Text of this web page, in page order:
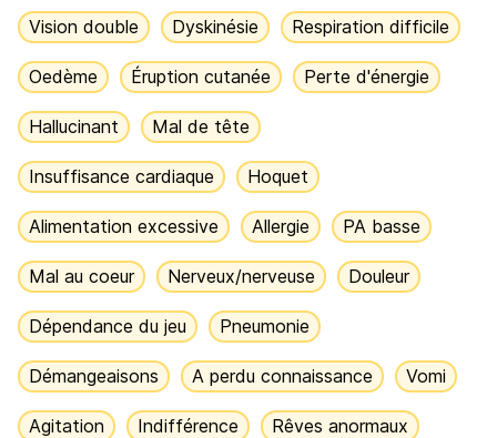
Vision double Dyskinésie Respiration difficile
Oedème Éruption cutanée Perte d'énergie
Hallucinant Mal de tête
Insuffisance cardiaque Hoquet
Alimentation excessive Allergie PA basse
Mal au coeur Nerveux/nerveuse Douleur
Dépendance du jeu Pneumonie
Démangeaisons A perdu connaissance Vomi
Agitation Indifférence Rêves anormaux